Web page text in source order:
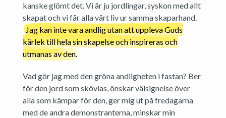
kanske glömt det. Vi är ju jordlingar, syskon med allt
skapat och vi får alla vårt liv ur samma skaparhand.
Jag kan inte vara andlig utan att uppleva Guds
kärlek till hela sin skapelse och inspireras och
utmanas av den.
Vad gör jag med den gröna andligheten i fastan? Ber
för den jord som skövlas, önskar välsignelse över
alla som kämpar för den, ger mig ut på fredagarna
med de andra demonstranterna, minskar min